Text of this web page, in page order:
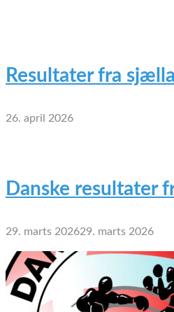
Resultater fra
26. april 2026
Danske resultater
29. marts 202629. marts 2026